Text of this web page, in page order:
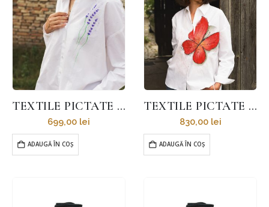
TEXTILE PICTATE – CĂMĂȘI ȘI FLUTURI
699,00 lei
ADAUGĂ ÎN COȘ
TEXTILE PICTATE – CĂMAȘĂ METAMORFOZĂ
830,00 lei
ADAUGĂ ÎN COȘ